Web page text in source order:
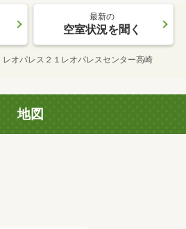
最新の
空室状況を聞く
レオパレス２１レオパレスセンター高崎
地図